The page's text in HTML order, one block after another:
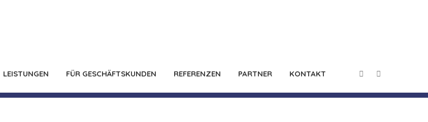
LEISTUNGEN FÜR GESCHÄFTSKUNDEN REFERENZEN PARTNER KONTAKT